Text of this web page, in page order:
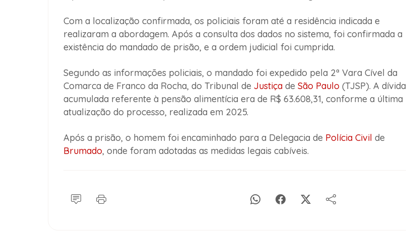
Com a localização confirmada, os policiais foram até a residência indicada e
realizaram a abordagem. Após a consulta dos dados no sistema, foi confirmada a
existência do mandado de prisão, e a ordem judicial foi cumprida.
Segundo as informações policiais, o mandado foi expedido pela 2ª Vara Cível da
Comarca de Franco da Rocha, do Tribunal de Justiçade São Paulo (TJSP). A dívida
acumulada referente à pensão alimentícia era de R$ 63.608,31, conforme a última
atualização do processo, realizada em 2025.
Após a prisão, o homem foi encaminhado para a Delegacia de Polícia Civil de
Brumado, onde foram adotadas as medidas legais cabíveis.